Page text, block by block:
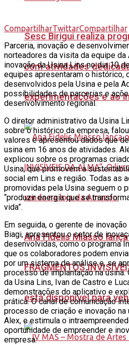
Sesc Birigui realiza
com atividades
experimentações e ao
Ana Fidelis Miasso
FRAGMENTOS
está disponível para
CompartilharTwittarCompartilhar
Parceria, inovação e
norteadores da visita da equipe
inovação da Usina Lins no dia 10
equipes apresentaram o histórico,
desenvolvidos pela Usina e pela
possibilidades de parcerias e
desenvolvimento regional.
O diretor administrativo da Usina
sobre o histórico da empresa,
valores e apresentou dados que
usina em 16 anos de atividades.
explicou sobre os programas
Usina, que promovem a
social em Lins e região. Todas as
promovidas pela Usina seguem o
“produzir energia que se
vida”.
Em seguida, o gerente de
Biagi, apresentou o setor de
desenvolvidas, como o programa
que os colaboradores podem
por um sistema de análise e, se
processo de implantação na
da Usina Lins, Ivan de Castro e
demonstrações do aplicativo e
prática. O canal de comunicação
processo de criação e inovação
Alex, e estimula o
oportunidade de empreender e
empresa.